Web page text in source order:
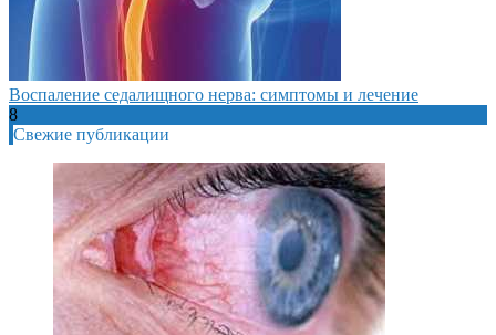
Воспаление седалищного нерва: симптомы и лечение
8
Свежие публикации